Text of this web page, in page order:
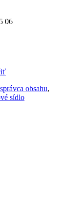
06
obsahu,
sídlo